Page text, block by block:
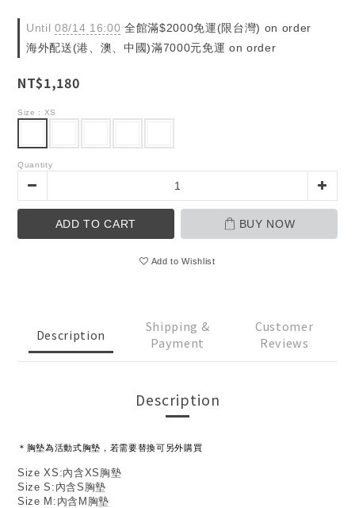
Until 08/14 16:00 全館滿$2000免運(限台灣) on order
海外配送(港、澳、中國)滿7000元免運 on order
NT$1,180
Size : XS
Quantity
ADD TO CART BUY NOW
Add to Wishlist
Description
Shipping &
Payment
Customer
Reviews
Description
＊胸墊為活動式胸墊，若需要替換可另外購買
Size XS:內含XS胸墊
Size S:內含S胸墊
Size M:內含M胸墊